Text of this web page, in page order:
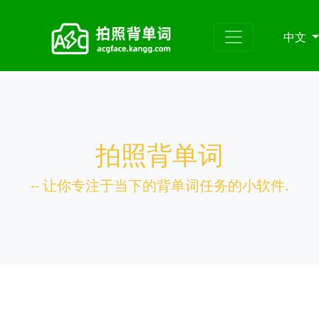
中文
拍照背单词
-- 让你专注于当下的背单词任务的小软件.